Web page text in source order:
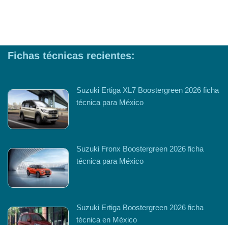
Fichas técnicas recientes:
Suzuki Ertiga XL7 Boostergreen 2026 ficha
técnica para México
Suzuki Fronx Boostergreen 2026 ficha
técnica para México
Suzuki Ertiga Boostergreen 2026 ficha
técnica en México